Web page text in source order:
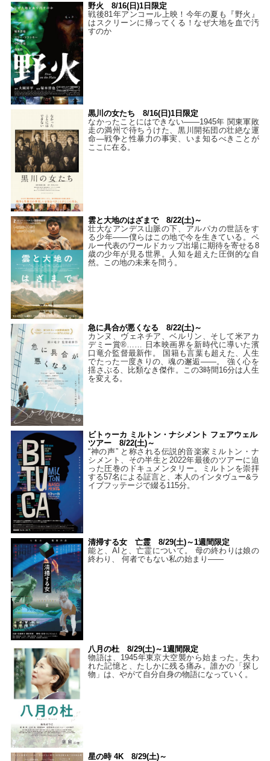
野火 8/16(日)1日限定
戦後81年アンコール上映！今年の夏も『野火』
はスクリーンに帰ってくる！なぜ大地を血で汚
すのか
黒川の女たち 8/16(日)1日限定
なかったことにはできない——1945年 関東軍敗
走の満州で待ちうけた、黒川開拓団の壮絶な運
命―戦争と性暴力の事実、いま知るべきことが
ここに在る。
雲と大地のはざまで 8/22(土)～
壮大なアンデス山脈の下、アルパカの世話をす
る少年――僕らはこの地で今を生きている。ペ
ルー代表のワールドカップ出場に期待を寄せる8
歳の少年が見る世界。人知を超えた圧倒的な自
然。この地の未来を問う。
急に具合が悪くなる 8/22(土)～
カンヌ、ヴェネチア、ベルリン、そして米アカ
デミー賞®…… 日本映画界を新時代に導いた濱
口竜介監督最新作。 国籍も言葉も超えた、人生
でたった一度きりの、魂の邂逅――。 強く心を
揺さぶる、比類なき傑作。この3時間16分は人生
を変える。
ビトゥーカ ミルトン・ナシメント フェアウェル
ツアー 8/22(土)～
“神の声” と称される伝説的音楽家ミルトン・ナ
シメント、その半生と2022年最後のツアーに迫
った圧巻のドキュメンタリー。ミルトンを崇拝
する57名による証言と、本人のインタヴュー&ラ
イブフッテージで綴る115分。
清掃する女 亡霊 8/29(土)～1週間限定
能と、AIと、亡霊について。 母の終わりは娘の
終わり、 何者でもない私の始まり――
八月の杜 8/29(土)～1週間限定
物語は、1945年東京大空襲から始まった。失わ
れた記憶と、たしかに残る痛み。誰かの「探し
物」は、やがて自分自身の物語になっていく。
星の時 4K 8/29(土)～